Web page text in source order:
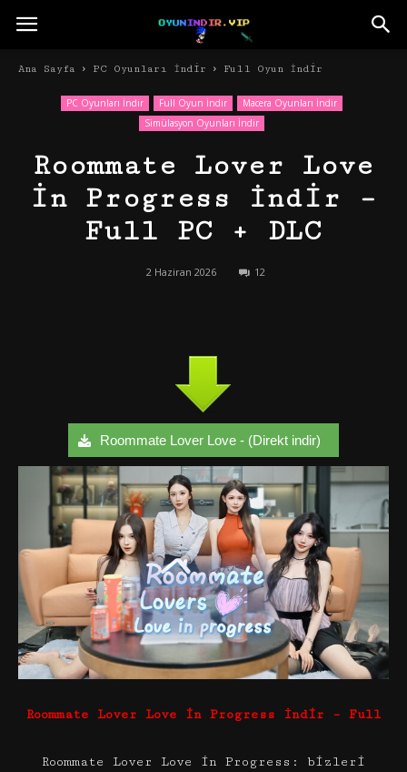
Ana Sayfa PC Oyunları İndir Full Oyun İndir
PC Oyunları İndir Full Oyun İndir
Macera Oyunları İndir
Simülasyon Oyunları İndir
Roommate Lover Love
in Progress İndir –
Full PC + DLC
2 Haziran 2026 12
Roommate Lover Love - (Direkt indir)
Roommate Lover Love in Progress İndir – Full
Roommate Lover Love in Progress: bizleri